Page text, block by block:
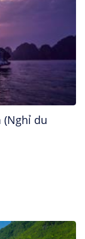
(Nghỉ du